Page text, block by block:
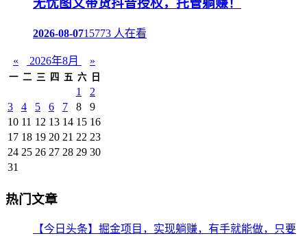
无忧图文带货抖音授权，托管躺赚！
2026-08-0715773 人在看
« 2026年8月 »
一 二 三 四 五 六 日
1
2
3
4 5 6 7 8
9
10 11 12 13 14 15 16
17 18 19 20 21 22 23
24 25 26 27 28 29 30
31
热门文章
【今日头条】掘金项目，实现躺赚，有手就能做，只要